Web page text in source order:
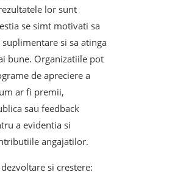
lor sunt
se simt motivati sa
si sa atinga
bune. Organizatiile pot
de apreciere a
ar fi premii,
sau feedback
a evidentia si
angajatilor.
si crestere: